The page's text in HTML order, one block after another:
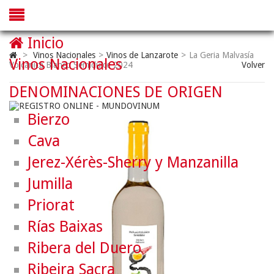
> Vinos Nacionales > Vinos de Lanzarote > La Geria Malvasía
Volcánica Blanco Semidulce 2024
Volver
Inicio
Vinos Nacionales
DENOMINACIONES DE ORIGEN
Bierzo
Cava
Jerez-Xérès-Sherry y Manzanilla
Jumilla
Priorat
Rías Baixas
Ribera del Duero
Ribeira Sacra